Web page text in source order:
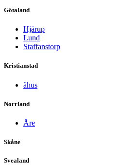
Götaland
Hjärup
Lund
Staffanstorp
Kristianstad
åhus
Norrland
Åre
Skåne
Svealand